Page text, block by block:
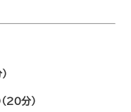
20分）